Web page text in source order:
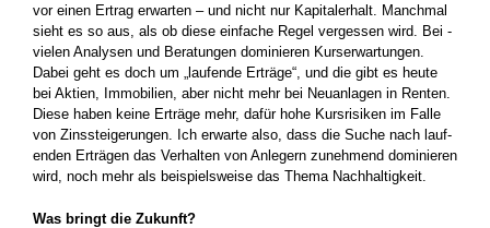
vor einen Ertrag erwarten – und nicht nur Kapitalerhalt. Manchmal
sieht es so aus, als ob diese einfache Regel vergessen wird. Bei ­
vielen Analysen und Beratungen dominieren Kurserwartungen.
Dabei geht es doch um „laufende Erträge“, und die gibt es heute
bei Aktien, Immobilien, aber nicht mehr bei Neuanlagen in Renten.
Diese haben keine Erträge mehr, dafür hohe Kursrisiken im Falle
von Zinssteigerungen. Ich erwarte also, dass die Suche nach lauf­
enden Erträgen das Verhalten von Anlegern zunehmend dominieren
wird, noch mehr als beispielsweise das Thema Nachhaltigkeit.
Was bringt die Zukunft?